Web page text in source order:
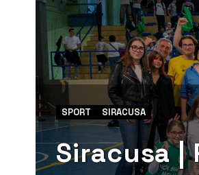
SPORT SIRACUSA
Siracusa |